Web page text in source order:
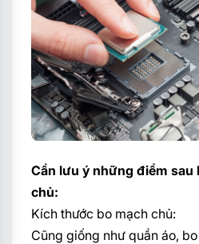
Cần lưu ý những điểm sau
chủ:
Kích thước bo mạch chủ:
Cũng giống như quần áo,